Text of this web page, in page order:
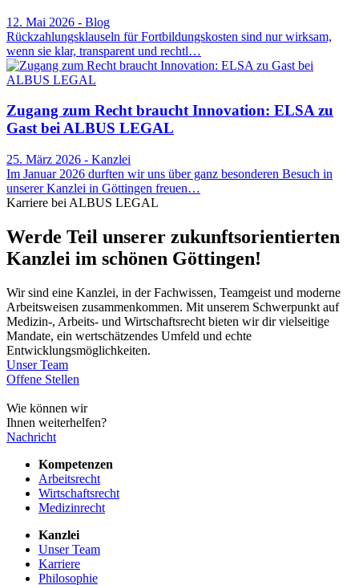
12. Mai 2026 - Blog
Rückzahlungsklauseln für Fortbildungskosten sind nur wirksam,
wenn sie klar, transparent und rechtl…
Zugang zum Recht braucht Innovation: ELSA zu
Gast bei ALBUS LEGAL
25. März 2026 - Kanzlei
Im Januar 2026 durften wir uns über ganz besonderen Besuch in
unserer Kanzlei in Göttingen freuen…
Karriere bei ALBUS LEGAL
Werde Teil unserer zukunftsorientierten
Kanzlei im schönen Göttingen!
Wir sind eine Kanzlei, in der Fachwissen, Teamgeist und moderne
Arbeitsweisen zusammenkommen. Mit unserem Schwerpunkt auf
Medizin-, Arbeits- und Wirtschaftsrecht bieten wir dir vielseitige
Mandate, ein wertschätzendes Umfeld und echte
Entwicklungsmöglichkeiten.
Unser Team
Offene Stellen
Wie können wir
Ihnen weiterhelfen?
Nachricht
Kompetenzen
Arbeitsrecht
Wirtschaftsrecht
Medizinrecht
Kanzlei
Unser Team
Karriere
Philosophie